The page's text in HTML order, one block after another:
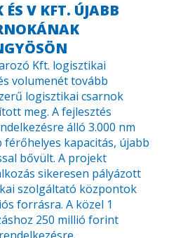
ÉS V KFT. ÚJABB
Kft. logisztikai
volumenét tovább
logisztikai csarnok
meg. A fejlesztés
álló 3.000 nm
kapacitás, újabb
bővült. A projekt
sikeresen pályázott
szolgáltató központok
forrásra. A közel 1
250 millió forint